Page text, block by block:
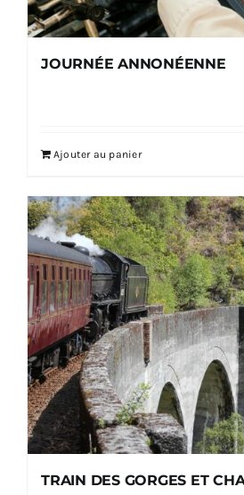
JOURNÉE ANNONÉENNE
Ajouter au panier
TRAIN DES GORGES ET